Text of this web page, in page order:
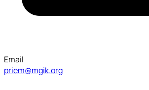
Email
priem@mgik.org